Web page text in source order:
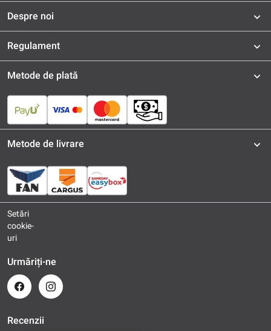
Despre noi
Regulament
Metode de plată
Metode de livrare
Setări
cookie-
uri
Urmăriți-ne
Recenzii